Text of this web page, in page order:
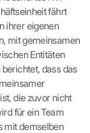
fährt
ihrer eigenen
mit gemeinsamen
Entitäten
dass das
die zuvor nicht
für ein Team
mit demselben